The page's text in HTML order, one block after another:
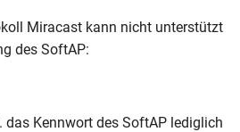
Miracast kann nicht unterstützt
des SoftAP:
das Kennwort des SoftAP lediglich